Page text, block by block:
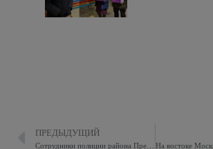
ПРЕДЫДУЩИЙ